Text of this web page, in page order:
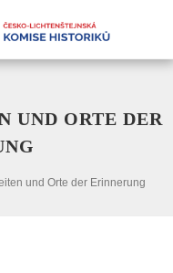
UND ORTE DER
und Orte der Erinnerung